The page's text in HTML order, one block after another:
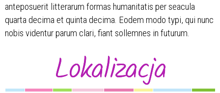
anteposuerit litterarum formas humanitatis per seacula
quarta decima et quinta decima. Eodem modo typi, qui nunc
nobis videntur parum clari, fiant sollemnes in futurum.
Lokalizacja